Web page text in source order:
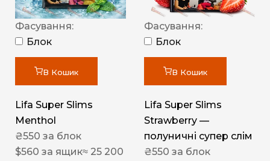
Фасування:
Блок
В Кошик
Lifa Super Slims
Menthol
₴550 за блок
$560 за ящик≈ 25 200
Фасування:
Блок
В Кошик
Lifa Super Slims
Strawberry —
полуничні супер слім
₴550 за блок